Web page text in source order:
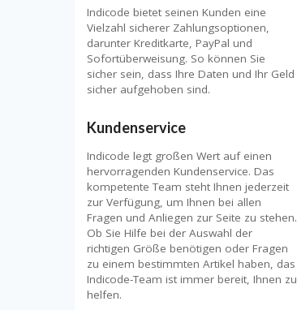
Indicode bietet seinen Kunden eine
Vielzahl sicherer Zahlungsoptionen,
darunter Kreditkarte, PayPal und
Sofortüberweisung. So können Sie
sicher sein, dass Ihre Daten und Ihr Geld
sicher aufgehoben sind.
Kundenservice
Indicode legt großen Wert auf einen
hervorragenden Kundenservice. Das
kompetente Team steht Ihnen jederzeit
zur Verfügung, um Ihnen bei allen
Fragen und Anliegen zur Seite zu stehen.
Ob Sie Hilfe bei der Auswahl der
richtigen Größe benötigen oder Fragen
zu einem bestimmten Artikel haben, das
Indicode-Team ist immer bereit, Ihnen zu
helfen.